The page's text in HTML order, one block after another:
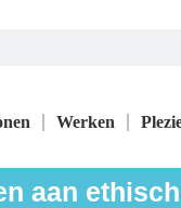
Werken
aan